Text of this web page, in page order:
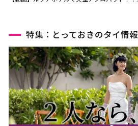
特集：とっておきのタイ情報